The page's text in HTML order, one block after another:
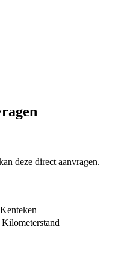
deze direct aanvragen.
Kenteken
Kilometerstand